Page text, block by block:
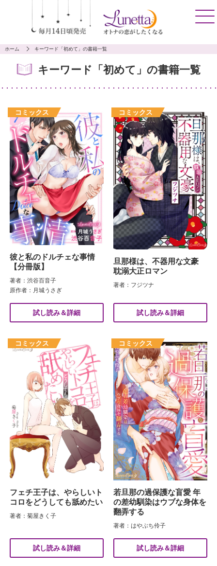
ホーム キーワード「初めて」の書籍一覧
キーワード「初めて」の書籍一覧
彼と私のドルチェな事情
【分冊版】
著者：渋谷百音子
原作者：月城うさぎ
試し読み＆詳細
旦那様は、不器用な文豪
耽溺大正ロマン
著者：フジツナ
試し読み＆詳細
フェチ王子は、やらしいト
コロをどうしても舐めたい
著者：菊屋きく子
試し読み＆詳細
若旦那の過保護な盲愛 年
の差幼馴染はウブな身体を
翻弄する
著者：はやぶち伶子
試し読み＆詳細